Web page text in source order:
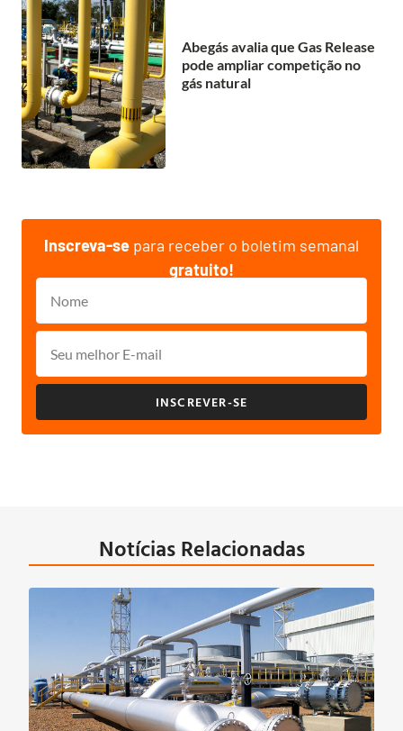
Abegás avalia que Gas Release
pode ampliar competição no
gás natural
Inscreva-se para receber o boletim semanal
gratuito!
INSCREVER-SE
Notícias Relacionadas